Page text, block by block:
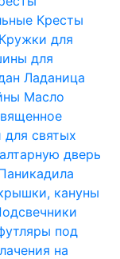
Кресты
Кружки для
для
Ладаница
Масло
святых
дверь
кануны
под
на